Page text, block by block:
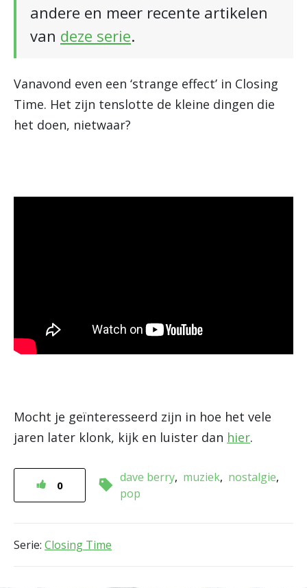
andere en meer recente artikelen
van deze serie.
Vanavond even een ‘strange effect’ in Closing
Time. Het zijn tenslotte de kleine dingen die
het doen, nietwaar?
Mocht je geïnteresseerd zijn in hoe het vele
jaren later klonk, kijk en luister dan hier.
0
dave berry muziek nostalgie
pop
Serie: Closing Time